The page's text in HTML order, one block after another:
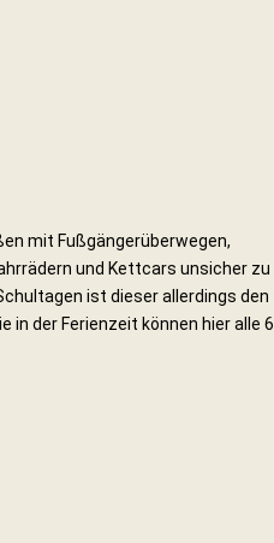
mit Fußgängerüberwegen,
und Kettcars unsicher zu
ist dieser allerdings den
in der Ferienzeit können hier alle 6